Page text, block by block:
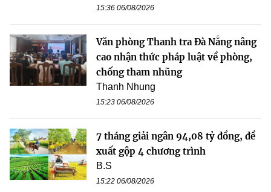
15:36 06/08/2026
Văn phòng Thanh tra Đà Nẵng nâng
cao nhận thức pháp luật về phòng,
chống tham nhũng
Thanh Nhung
15:23 06/08/2026
7 tháng giải ngân 94,08 tỷ đồng, đề
xuất gộp 4 chương trình
B.S
15:22 06/08/2026